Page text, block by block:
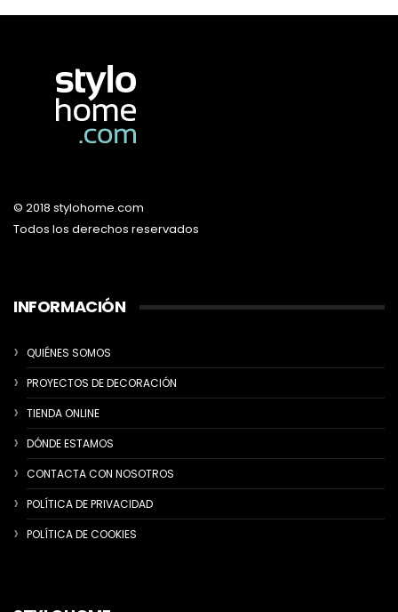
© 2018 stylohome.com
Todos los derechos reservados
INFORMACIÓN
QUIÉNES SOMOS
PROYECTOS DE DECORACIÓN
TIENDA ONLINE
DÓNDE ESTAMOS
CONTACTA CON NOSOTROS
POLÍTICA DE PRIVACIDAD
POLÍTICA DE COOKIES